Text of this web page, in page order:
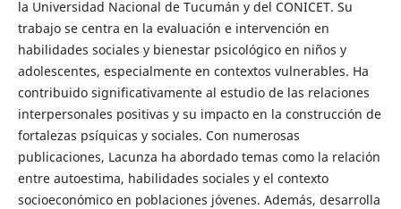
la Universidad Nacional de Tucumán y del CONICET. Su
trabajo se centra en la evaluación e intervención en
habilidades sociales y bienestar psicológico en niños y
adolescentes, especialmente en contextos vulnerables. Ha
contribuido significativamente al estudio de las relaciones
interpersonales positivas y su impacto en la construcción de
fortalezas psíquicas y sociales. Con numerosas
publicaciones, Lacunza ha abordado temas como la relación
entre autoestima, habilidades sociales y el contexto
socioeconómico en poblaciones jóvenes. Además, desarrolla